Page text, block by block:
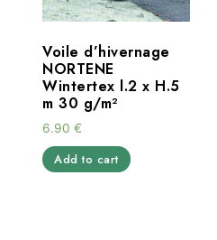
Voile d’hivernage
NORTENE
Wintertex l.2 x H.5
m 30 g/m²
6.90 €
Add to cart